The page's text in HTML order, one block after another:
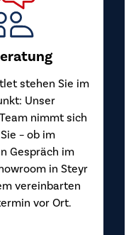
stehen Sie im
Unser
nimmt sich
– ob im
Gespräch im
in Steyr
vereinbarten
vor Ort.